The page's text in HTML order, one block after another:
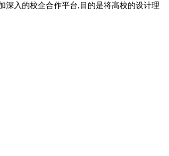
深入的校企合作平台,目的是将高校的设计理